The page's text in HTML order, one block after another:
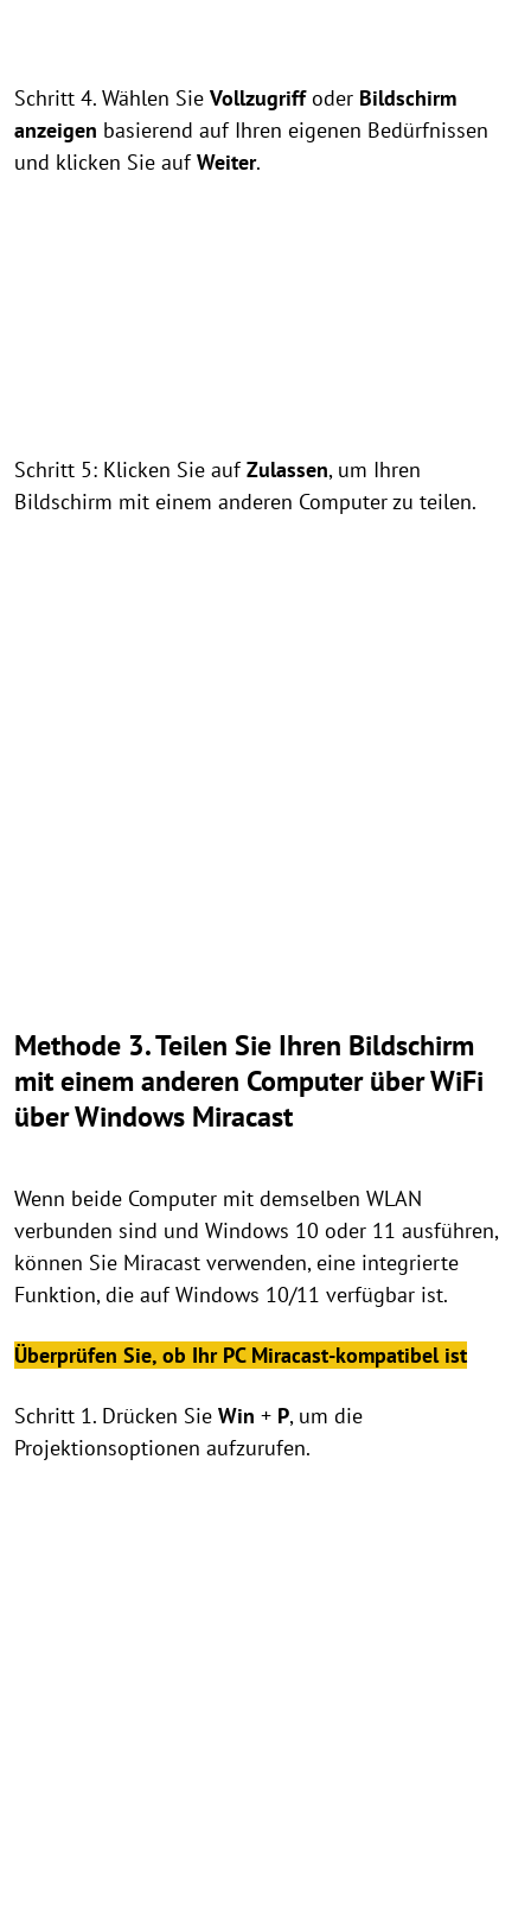
Schritt 4. Wählen Sie Vollzugriffoder Bildschirm
anzeigen basierend auf Ihren eigenen Bedürfnissen
und klicken Sie aufWeiter.
Schritt 5: Klicken Sie aufZulassen, um Ihren
Bildschirm mit einem anderen Computer zu teilen.
Methode 3. Teilen Sie Ihren Bildschirm
mit einem anderen Computer über WiFi
über Windows Miracast
Wenn beide Computer mit demselben WLAN
verbunden sind und Windows 10 oder 11 ausführen,
können Sie Miracast verwenden, eine integrierte
Funktion, die auf Windows 10/11 verfügbar ist.
Überprüfen Sie, ob Ihr PC Miracast-kompatibel ist
Schritt 1. Drücken Sie Win + P, um die
Projektionsoptionen aufzurufen.